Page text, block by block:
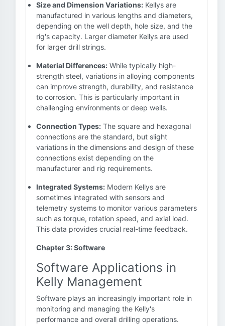
Size and Dimension Variations: Kellys are
manufactured in various lengths and diameters,
depending on the well depth, hole size, and the
rig's capacity. Larger diameter Kellys are used
for larger drill strings.
Material Differences: While typically high-
strength steel, variations in alloying components
can improve strength, durability, and resistance
to corrosion. This is particularly important in
challenging environments or deep wells.
Connection Types: The square and hexagonal
connections are the standard, but slight
variations in the dimensions and design of these
connections exist depending on the
manufacturer and rig requirements.
Integrated Systems: Modern Kellys are
sometimes integrated with sensors and
telemetry systems to monitor various parameters
such as torque, rotation speed, and axial load.
This data provides crucial real-time feedback.
Chapter 3: Software
Software Applications in
Kelly Management
Software plays an increasingly important role in
monitoring and managing the Kelly's
performance and overall drilling operations.